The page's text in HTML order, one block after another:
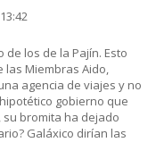
los de la Pajín. Esto
las Miembras Aido,
agencia de viajes y no
gobierno que
su bromita ha dejado
Galáxico dirían las